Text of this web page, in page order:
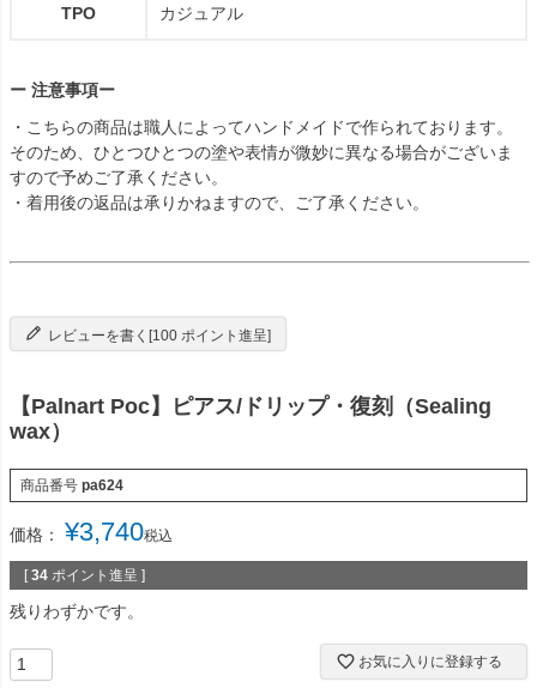
TPO カジュアル
ー 注意事項ー
・こちらの商品は職人によってハンドメイドで作られております。
そのため、ひとつひとつの塗や表情が微妙に異なる場合がございま
すので予めご了承ください。
・着用後の返品は承りかねますので、ご了承ください。
レビューを書く[100 ポイント進呈]
【Palnart Poc】ピアス/ドリップ・復刻（Sealing
wax）
商品番号 pa624
価格： ¥3,740税込
[ 34 ポイント進呈 ]
残りわずかです。
お気に入りに登録する